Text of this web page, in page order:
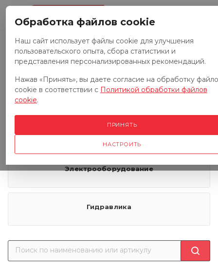
Запчасти к тракторам
Запчасти к грузовым автомобилям
Электрооборудование
Гидравлика
Обработка файлов cookie
Наш сайт использует файлы cookie для улучшения
пользовательского опыта, сбора статистики и
представления персонализированных рекомендаций.
Нажав «Принять», вы даете согласие на обработку
cookie в соответствии с Политикой обработки файлов
cookie.
НАСТРОИТЬ
ПРИНЯТЬ